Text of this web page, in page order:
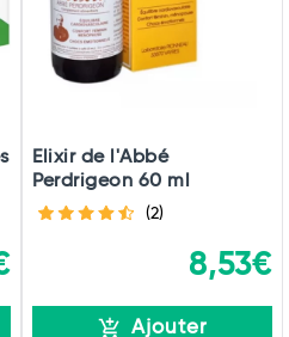
Elixir de l'Abbé
Perdrigeon 60 ml
(2)
8,53€
Ajouter